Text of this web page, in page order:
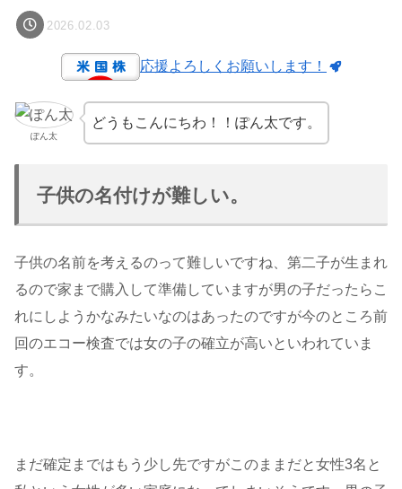
2026.02.03
応援よろしくお願いします！
ぽん太
どうもこんにちわ！！ぽん太です。
子供の名付けが難しい。
子供の名前を考えるのって難しいですね、第二子が生まれ
るので家まで購入して準備していますが男の子だったらこ
れにしようかなみたいなのはあったのですが今のところ前
回のエコー検査では女の子の確立が高いといわれていま
す。
まだ確定まではもう少し先ですがこのままだと女性3名と